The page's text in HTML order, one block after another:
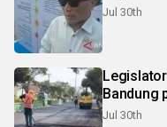
Jul 30th
Legislator : Rekonstruksi Jalan
Bandung
Jul 30th